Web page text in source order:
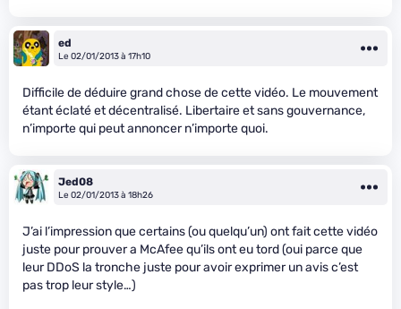
ed
Le 02/01/2013 à 17h10
Difficile de déduire grand chose de cette vidéo. Le mouvement
étant éclaté et décentralisé. Libertaire et sans gouvernance,
n’importe qui peut annoncer n’importe quoi.
Jed08
Le 02/01/2013 à 18h26
J’ai l’impression que certains (ou quelqu’un) ont fait cette vidéo
juste pour prouver a McAfee qu’ils ont eu tord (oui parce que
leur DDoS la tronche juste pour avoir exprimer un avis c’est
pas trop leur style…)